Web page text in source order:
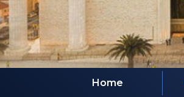
Home